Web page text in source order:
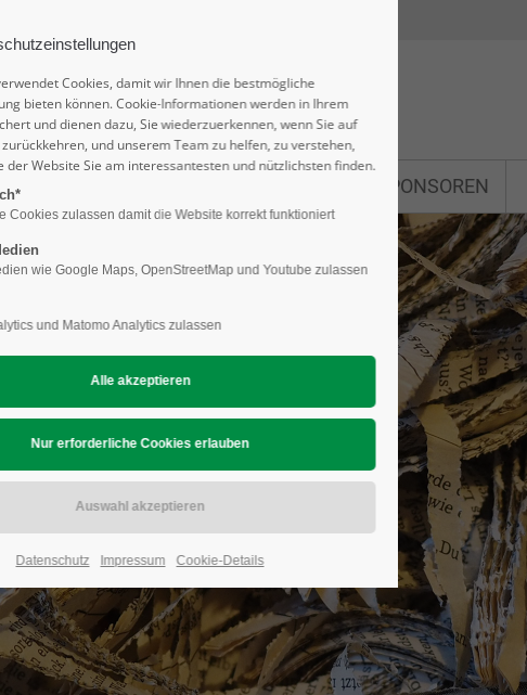
ANREISE & HOTELS AUSSTELLER & SPONSOREN
Cookies, damit wir Ihnen die bestmögliche
bieten können. Cookie-Informationen werden in Ihrem
und dienen dazu, Sie wiederzuerkennen, wenn Sie auf
und unserem Team zu helfen, zu verstehen,
der Website Sie am interessantesten und nützlichsten finden.
Cookies zulassen damit die Website korrekt funktioniert
wie Google Maps, OpenStreetMap und Youtube zulassen
und Matomo Analytics zulassen
Datenschutz Impressum Cookie-Details